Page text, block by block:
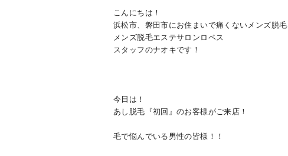
こんにちは！
浜松市、磐田市にお住まいで痛くないメンズ脱毛
メンズ脱毛エステサロンロペス
スタッフのナオキです！
今日は！
あし脱毛『初回』のお客様がご来店！
毛で悩んでいる男性の皆様！！